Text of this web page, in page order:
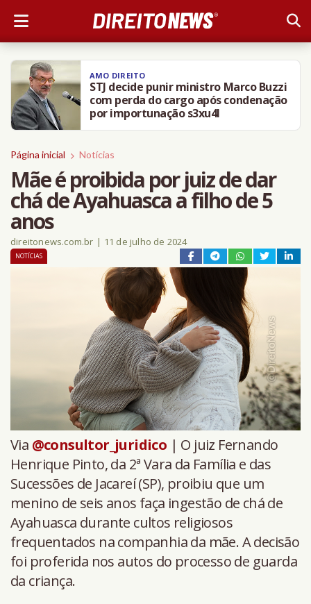
AMO DIREITO
STJ decide punir ministro Marco Buzzi
com perda do cargo após condenação
por importunação s3xu4l
Página inicial Notícias
Mãe é proibida por juiz de dar
chá de Ayahuasca a filho de 5
anos
direitonews.com.br | 11 de julho de 2024
NOTÍCIAS
Via @consultor_juridico | O juiz Fernando
Henrique Pinto, da 2ª Vara da Família e das
Sucessões de Jacareí (SP), proibiu que um
menino de seis anos faça ingestão de chá de
Ayahuasca durante cultos religiosos
frequentados na companhia da mãe. A decisão
foi proferida nos autos do processo de guarda
da criança.